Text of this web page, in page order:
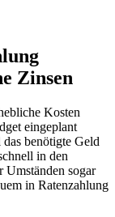
Zinsen
Kosten
eingeplant
benötigte Geld
in den
Umständen sogar
in Ratenzahlung